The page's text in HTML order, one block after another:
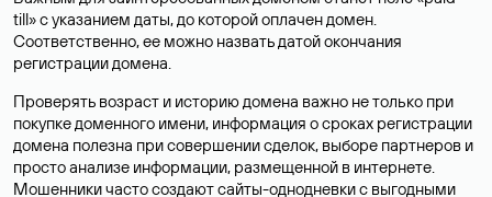
till» с указанием даты, до которой оплачен домен.
Соответственно, ее можно назвать датой окончания
регистрации домена.
Проверять возраст и историю домена важно не только при
покупке доменного имени, информация о сроках регистрации
домена полезна при совершении сделок, выборе партнеров и
просто анализе информации, размещенной в интернете.
Мошенники часто создают сайты-однодневки с выгодными